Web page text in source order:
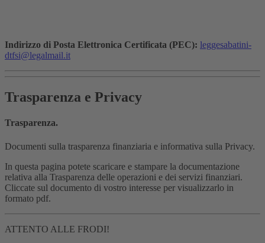
Indirizzo di Posta Elettronica Certificata (PEC): leggesabatini-
dtfsi@legalmail.it
Trasparenza e Privacy
Trasparenza.
Documenti sulla trasparenza finanziaria e informativa sulla Privacy.
In questa pagina potete scaricare e stampare la documentazione
relativa alla Trasparenza delle operazioni e dei servizi finanziari.
Cliccate sul documento di vostro interesse per visualizzarlo in
formato pdf.
ATTENTO ALLE FRODI!